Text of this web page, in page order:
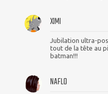
XIMI
Jubilation ultra-
tout de la tête au
batman!!!
NAFLO